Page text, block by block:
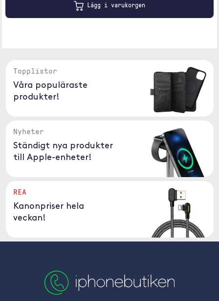
Lägg i varukorgen
Topplistor
Våra populäraste
produkter!
Nyheter
Ständigt nya produkter
till Apple-enheter!
REA
Kanonpriser hela
veckan!